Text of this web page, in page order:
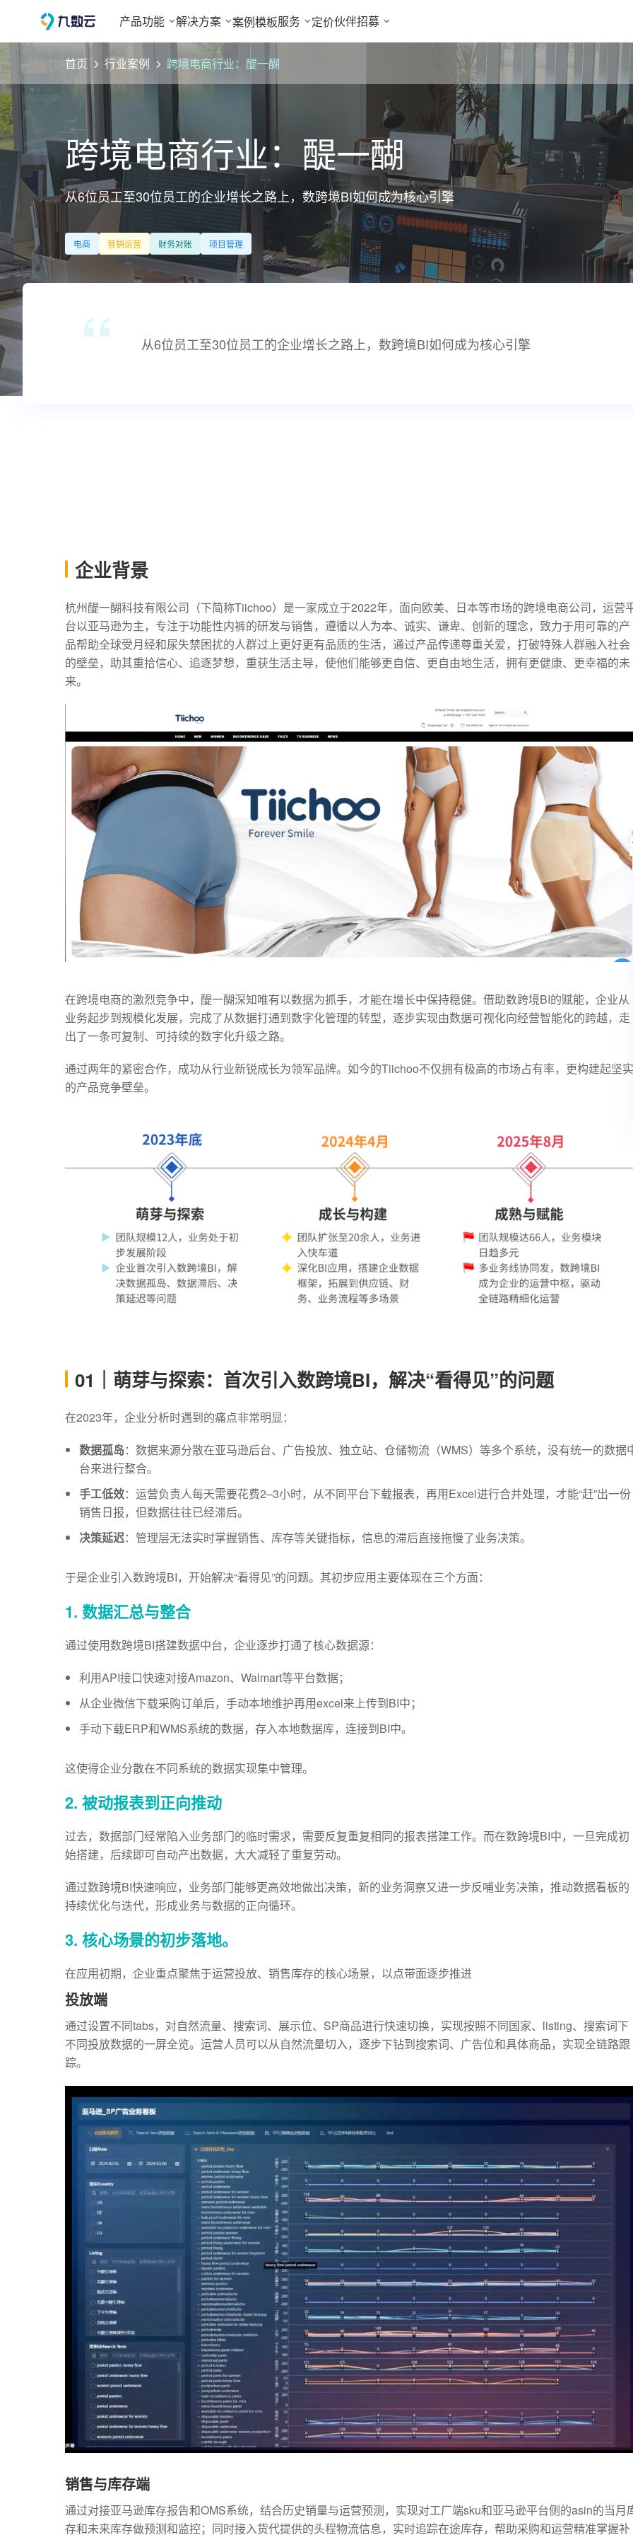
产品功能 解决方案 案例模板服务 定价伙伴招募
首页 行业案例 跨境电商行业：醍一醐
跨境电商行业：醍一醐
从6位员工至30位员工的企业增长之路上，数跨境BI如何成为核心引擎
电商 营销运营 财务对账 项目管理
“ 从6位员工至30位员工的企业增长之路上，数跨境BI如何成为核心引擎
企业背景
杭州醍一醐科技有限公司（下简称Tiichoo）是一家成立于2022年，面向欧美、日本等市场的跨境电商公司，运营
台以亚马逊为主，专注于功能性内裤的研发与销售，遵循以人为本、诚实、谦卑、创新的理念，致力于用可靠的产
品帮助全球受月经和尿失禁困扰的人群过上更好更有品质的生活，通过产品传递尊重关爱，打破特殊人群融入社会
的壁垒，助其重拾信心、追逐梦想，重获生活主导，使他们能够更自信、更自由地生活，拥有更健康、更幸福的未
来。
在跨境电商的激烈竞争中，醍一醐深知唯有以数据为抓手，才能在增长中保持稳健。借助数跨境BI的赋能，企业从
业务起步到规模化发展，完成了从数据打通到数字化管理的转型，逐步实现由数据可视化向经营智能化的跨越，走
出了一条可复制、可持续的数字化升级之路。
通过两年的紧密合作，成功从行业新锐成长为领军品牌。如今的Tiichoo不仅拥有极高的市场占有率，更构建起坚实
的产品竞争壁垒。
01｜萌芽与探索：首次引入数跨境BI，解决“看得见”的问题
在2023年，企业分析时遇到的痛点非常明显：
数据孤岛：数据来源分散在亚马逊后台、广告投放、独立站、仓储物流（WMS）等多个系统，没有统一的数据
台来进行整合。
手工低效：运营负责人每天需要花费2–3小时，从不同平台下载报表，再用Excel进行合并处理，才能“赶”出一份
销售日报，但数据往往已经滞后。
决策延迟：管理层无法实时掌握销售、库存等关键指标，信息的滞后直接拖慢了业务决策。
于是企业引入数跨境BI，开始解决“看得见”的问题。其初步应用主要体现在三个方面：
1. 数据汇总与整合
通过使用数跨境BI搭建数据中台，企业逐步打通了核心数据源：
利用API接口快速对接Amazon、Walmart等平台数据；
从企业微信下载采购订单后，手动本地维护再用excel来上传到BI中；
手动下载ERP和WMS系统的数据，存入本地数据库，连接到BI中。
这使得企业分散在不同系统的数据实现集中管理。
2. 被动报表到正向推动
过去，数据部门经常陷入业务部门的临时需求，需要反复重复相同的报表搭建工作。而在数跨境BI中，一旦完成初
始搭建，后续即可自动产出数据，大大减轻了重复劳动。
通过数跨境BI快速响应，业务部门能够更高效地做出决策，新的业务洞察又进一步反哺业务决策，推动数据看板的
持续优化与迭代，形成业务与数据的正向循环。
3. 核心场景的初步落地。
在应用初期，企业重点聚焦于运营投放、销售库存的核心场景，以点带面逐步推进
投放端
通过设置不同tabs，对自然流量、搜索词、展示位、SP商品进行快速切换，实现按照不同国家、listing、搜索词下
不同投放数据的一屏全览。运营人员可以从自然流量切入，逐步下钻到搜索词、广告位和具体商品，实现全链路跟
踪。
销售与库存端
通过对接亚马逊库存报告和OMS系统，结合历史销量与运营预测，实现对工厂端sku和亚马逊平台侧的asin的当月
存和未来库存做预测和监控；同时接入货代提供的头程物流信息，实时追踪在途库存，帮助采购和运营精准掌握补